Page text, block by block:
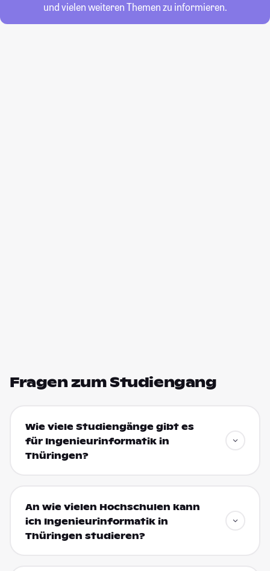
und vielen weiteren Themen zu informieren.
Fragen zum Studiengang
Wie viele Studiengänge gibt es
für Ingenieurinformatik in
Thüringen?
An wie vielen Hochschulen kann
ich Ingenieurinformatik in
Thüringen studieren?